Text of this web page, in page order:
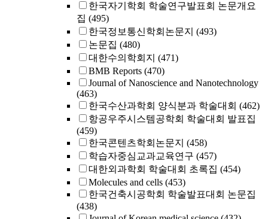
한국자기학회 학술연구발표회 논문개요
집 (495)
한국정보통신학회논문지 (493)
논문집 (480)
대한수의학회지 (471)
BMB Reports (470)
Journal of Nanoscience and Nanotechnology
(463)
한국수산과학회 양식분과 학술대회 (462)
항공우주시스템공학회 학술대회 발표집
(459)
한국콘텐츠학회논문지 (458)
학습자중심교과교육연구 (457)
대한외과학회 학술대회 초록집 (454)
Molecules and cells (453)
한국건축시공학회 학술발표대회 논문집
(438)